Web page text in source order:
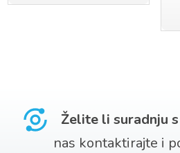
Opcije
se
Želite li suradnju
nas kontaktirajte i